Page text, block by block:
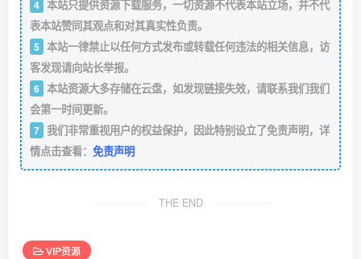
4 本站只提供资源下载服务，一切资源不代表本站立场，并不代
表本站赞同其观点和对其真实性负责。
5 本站一律禁止以任何方式发布或转载任何违法的相关信息，访
客发现请向站长举报。
6 本站资源大多存储在云盘，如发现链接失效，请联系我们我们
会第一时间更新。
7 我们非常重视用户的权益保护，因此特别设立了免责声明，详
情点击查看： 免责声明
THE END
VIP资源